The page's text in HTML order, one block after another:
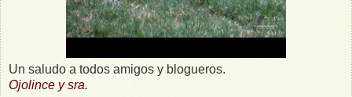
Un saludo a todos amigos y blogueros.
Ojolince y sra.